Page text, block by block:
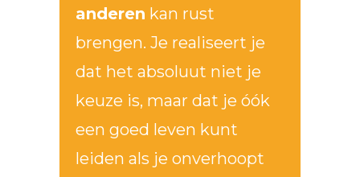
anderen kan rust
brengen. Je realiseert je
dat het absoluut niet je
keuze is, maar dat je óók
een goed leven kunt
leiden als je onverhoopt